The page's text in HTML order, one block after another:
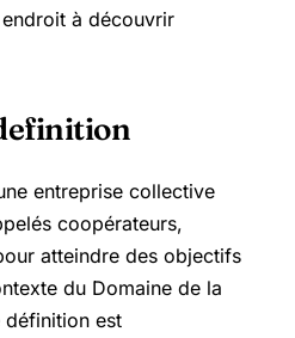
à découvrir
entreprise collective
coopérateurs,
atteindre des objectifs
du Domaine de la
définition est